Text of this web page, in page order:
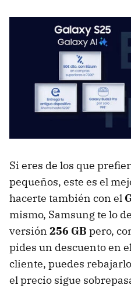
Si eres de los que
pequeños, este es el
hacerte también con el
mismo, Samsung te lo
versión 256 GB pero,
pides un descuento en
cliente, puedes
el precio sigue